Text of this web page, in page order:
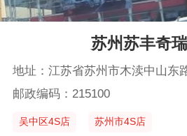
苏州苏丰奇
地址：江苏省苏州市木渎中山东
邮政编码：215100
吴中区4S店 苏州市4S店